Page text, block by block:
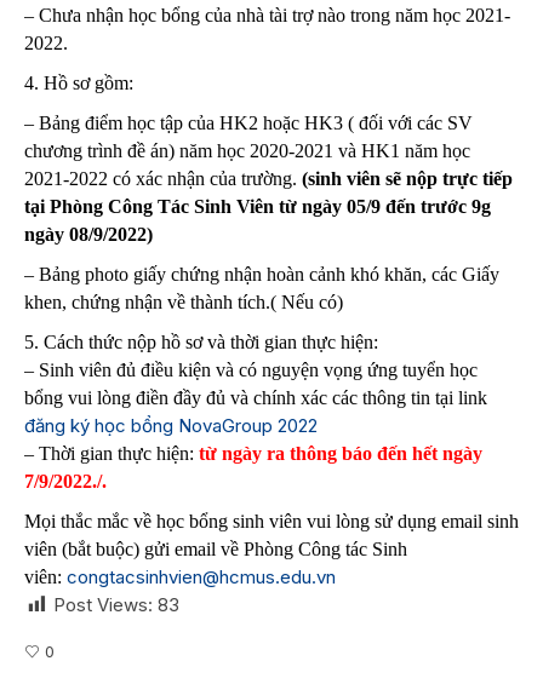
– Chưa nhận học bổng của nhà tài trợ nào trong năm học 2021-
2022.
4. Hồ sơ gồm:
– Bảng điểm học tập của HK2 hoặc HK3 ( đối với các SV
chương trình đề án) năm học 2020-2021 và HK1 năm học
2021-2022 có xác nhận của trường. (sinh viên sẽ nộp trực tiếp
tại Phòng Công Tác Sinh Viên từ ngày 05/9 đến trước 9g
ngày 08/9/2022)
– Bảng photo giấy chứng nhận hoàn cảnh khó khăn, các Giấy
khen, chứng nhận về thành tích.( Nếu có)
5. Cách thức nộp hồ sơ và thời gian thực hiện:
– Sinh viên đủ điều kiện và có nguyện vọng ứng tuyển học
bổng vui lòng điền đầy đủ và chính xác các thông tin tại link
đăng ký học bổng NovaGroup 2022
– Thời gian thực hiện: từ ngày ra thông báo đến hết ngày
7/9/2022./.
Mọi thắc mắc về học bổng sinh viên vui lòng sử dụng email sinh
viên (bắt buộc) gửi email về Phòng Công tác Sinh
viên: congtacsinhvien@hcmus.edu.vn
Post Views: 83
0